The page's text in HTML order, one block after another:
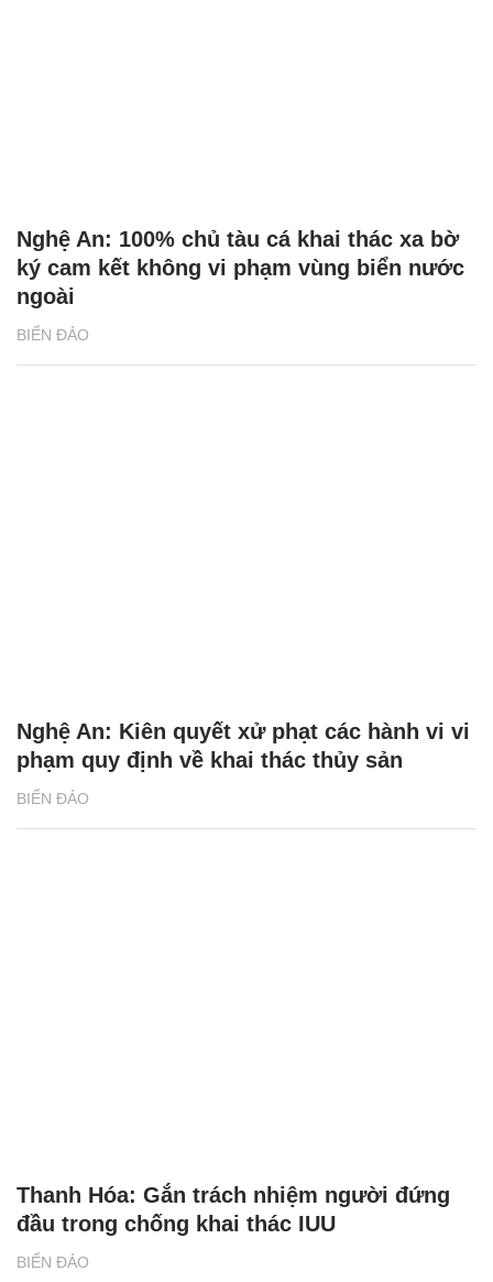
BIỂN ĐẢO
Nghệ An: 100% chủ tàu cá khai thác xa bờ
ký cam kết không vi phạm vùng biển nước
ngoài
BIỂN ĐẢO
Nghệ An: Kiên quyết xử phạt các hành vi vi
phạm quy định về khai thác thủy sản
BIỂN ĐẢO
Thanh Hóa: Gắn trách nhiệm người đứng
đầu trong chống khai thác IUU